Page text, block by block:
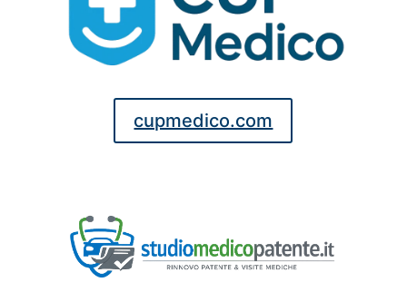
cupmedico.com